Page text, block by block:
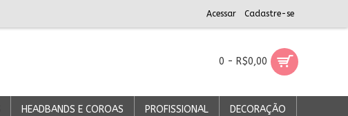
Acessar Cadastre-se
0 - R$0,00
HEADBANDS E COROAS PROFISSIONAL DECORAÇÃO